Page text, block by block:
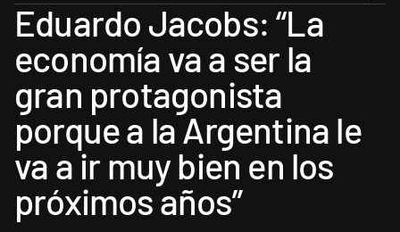
Eduardo Jacobs: “La
economía va a ser la
gran protagonista
porque a la Argentina le
va a ir muy bien en los
próximos años”